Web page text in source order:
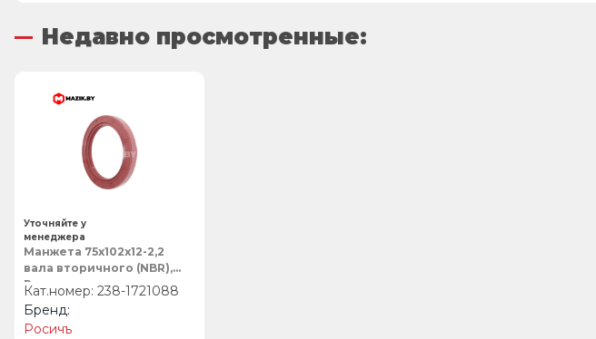
Недавно просмотренные:
Манжета 75х102х12-2,2
вала вторичного (NBR),
Росичъ
238-1721088
Росичъ
Уточняйте у
менеджера